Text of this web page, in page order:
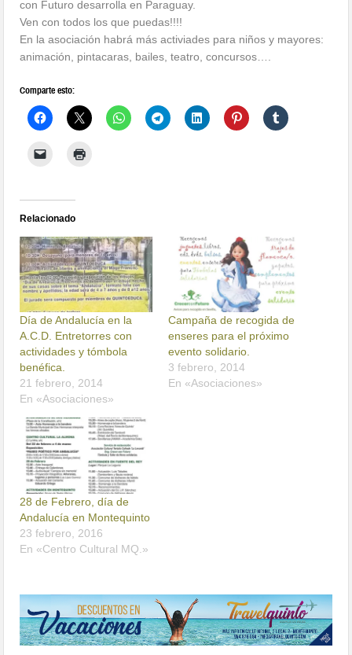
con Futuro desarrolla en Paraguay.
Ven con todos los que puedas!!!!
En la asociación habrá más activiades para niños y mayores:
animación, pintacaras, bailes, teatro, concursos….
Comparte esto:
Relacionado
Día de Andalucía en la
A.C.D. Entretorres con
actividades y tómbola
benéfica.
21 febrero, 2014
En «Asociaciones»
Campaña de recogida de
enseres para el próximo
evento solidario.
3 febrero, 2014
En «Asociaciones»
28 de Febrero, día de
Andalucía en Montequinto
23 febrero, 2016
En «Centro Cultural MQ.»